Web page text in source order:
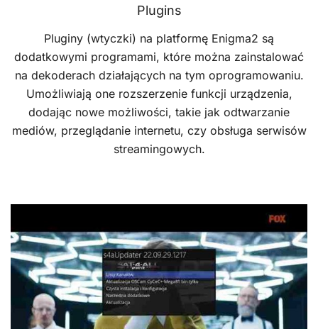
Plugins
Pluginy (wtyczki) na platformę Enigma2 są
dodatkowymi programami, które można zainstalować
na dekoderach działających na tym oprogramowaniu.
Umożliwiają one rozszerzenie funkcji urządzenia,
dodając nowe możliwości, takie jak odtwarzanie
mediów, przeglądanie internetu, czy obsługa serwisów
streamingowych.